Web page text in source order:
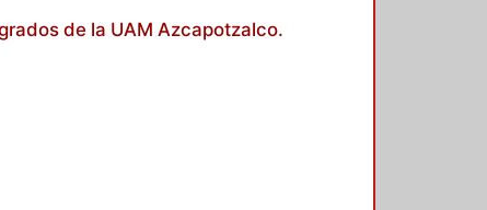
de la UAM Azcapotzalco.